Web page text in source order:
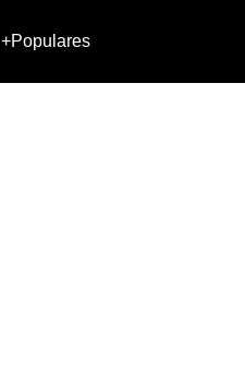
+Populares